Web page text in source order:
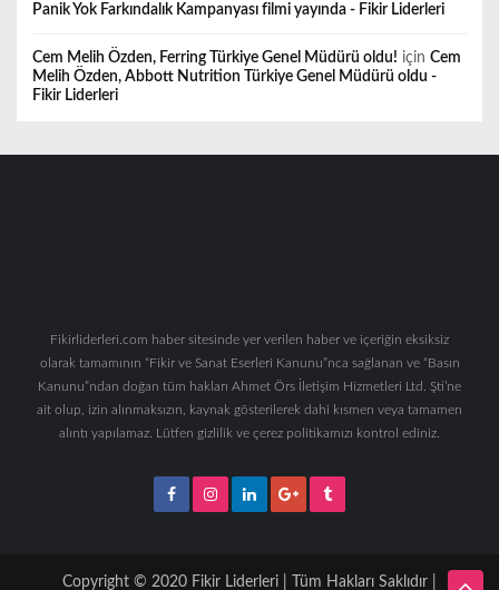
Panik Yok Farkındalık Kampanyası filmi yayında - Fikir Liderleri
Cem Melih Özden, Ferring Türkiye Genel Müdürü oldu! için Cem
Melih Özden, Abbott Nutrition Türkiye Genel Müdürü oldu -
Fikir Liderleri
Fikirliderleri.com haber sitesinde yer verilen haber ve içeriğin eksiksiz
olarak tamamının “Fikir ve Sanat Eserleri Kanunu”nca sağlanan ve “Basın
Kanunu”ndan doğan tüm hakları Ahmet Örs İletişim Hizmetleri Ltd. Şti’ne
ait olup, izin alınmaksızın, kaynak gösterilerek dahi kısmen veya tamamen
alıntı yapılamaz. Lütfen gizlilik ve çerez politikamızı kontrol ediniz.
Copyright © 2020 Fikir Liderleri | Tüm Hakları Saklıdır |